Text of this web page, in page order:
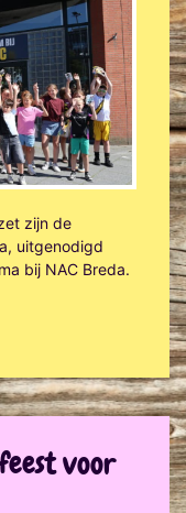
zijn de
uitgenodigd
bij NAC Breda.
voor